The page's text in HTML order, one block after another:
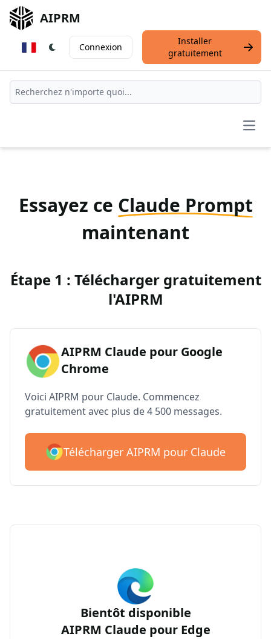
AIPRM
Connexion
Installer
gratuitement
Essayez ce Claude Prompt
maintenant
Étape 1 : Télécharger gratuitement
l'AIPRM
AIPRM Claude pour Google
Chrome
Voici AIPRM pour Claude. Commencez
gratuitement avec plus de 4 500 messages.
Télécharger AIPRM pour Claude
Bientôt disponible
AIPRM Claude pour Edge